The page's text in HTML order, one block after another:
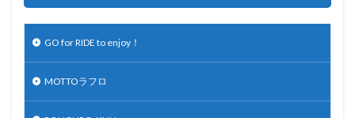
GO for RIDE to enjoy！
MOTTOラフロ